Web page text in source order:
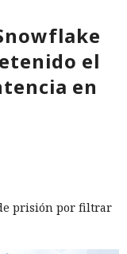
la triste suerte de
el
en
prisión por filtrar